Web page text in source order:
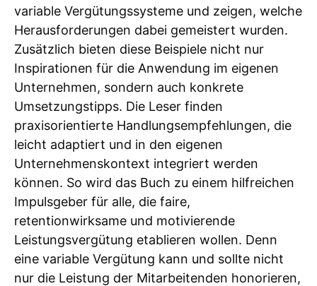
variable Vergütungssysteme und zeigen, welche
Herausforderungen dabei gemeistert wurden.
Zusätzlich bieten diese Beispiele nicht nur
Inspirationen für die Anwendung im eigenen
Unternehmen, sondern auch konkrete
Umsetzungstipps. Die Leser finden
praxisorientierte Handlungsempfehlungen, die
leicht adaptiert und in den eigenen
Unternehmenskontext integriert werden
können. So wird das Buch zu einem hilfreichen
Impulsgeber für alle, die faire,
retentionwirksame und motivierende
Leistungsvergütung etablieren wollen. Denn
eine variable Vergütung kann und sollte nicht
nur die Leistung der Mitarbeitenden honorieren,